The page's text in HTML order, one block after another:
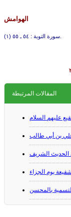
الهوامش
المقالات المرتبطة
عليهم السلام
علي بن أبي طالب
الحديث الشريف
يوم الجزاء
بالمحسن